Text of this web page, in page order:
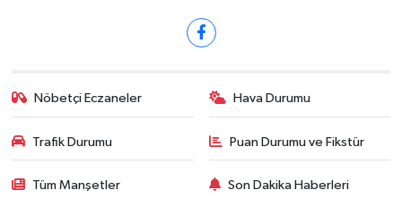
Nöbetçi Eczaneler Hava Durumu
Trafik Durumu Puan Durumu ve Fikstür
Tüm Manşetler Son Dakika Haberleri